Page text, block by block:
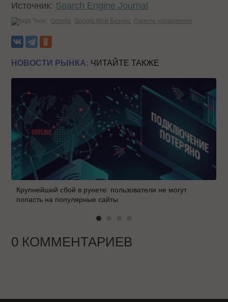
Источник: Search Engine Journal
Теги: Google Google Мой Бизнес Панель управления
НОВОСТИ РЫНКА: ЧИТАЙТЕ ТАКЖЕ
Крупнейший сбой в рунете: пользователи не могут
попасть на популярные сайты
0 КОММЕНТАРИЕВ